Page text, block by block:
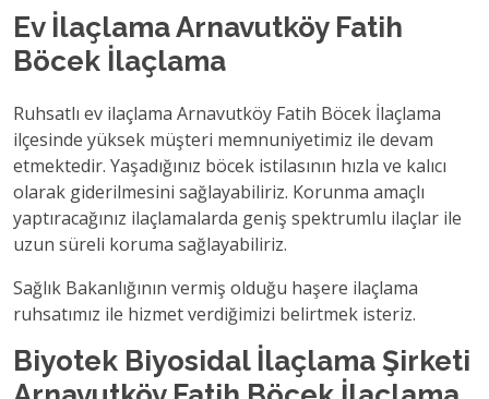
Ev İlaçlama Arnavutköy Fatih
Böcek İlaçlama
Ruhsatlı ev ilaçlama Arnavutköy Fatih Böcek İlaçlama
ilçesinde yüksek müşteri memnuniyetimiz ile devam
etmektedir. Yaşadığınız böcek istilasının hızla ve kalıcı
olarak giderilmesini sağlayabiliriz. Korunma amaçlı
yaptıracağınız ilaçlamalarda geniş spektrumlu ilaçlar ile
uzun süreli koruma sağlayabiliriz.
Sağlık Bakanlığının vermiş olduğu haşere ilaçlama
ruhsatımız ile hizmet verdiğimizi belirtmek isteriz.
Biyotek Biyosidal İlaçlama Şirketi